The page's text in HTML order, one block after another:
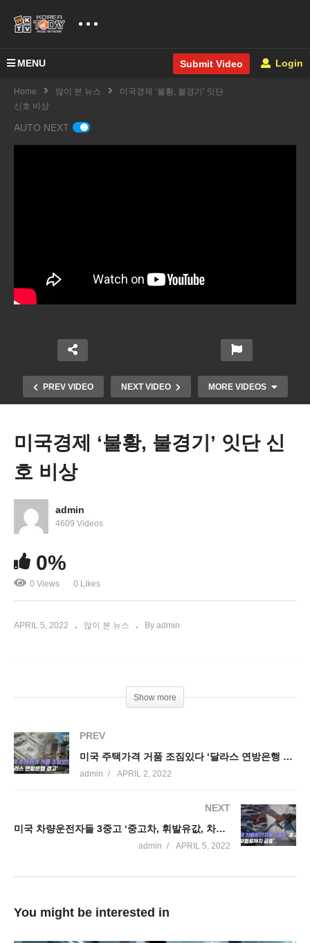
MENU Submit Video Login
Home 많이 본 뉴스
미국경제 ‘불황, 불경기’ 잇단
신호 비상
AUTO NEXT
PREV VIDEO NEXT VIDEO MORE VIDEOS
미국민들 경기둔화에 외식, 운전, 여행부터 줄인다
미국경제 ‘불황, 불경기’ 잇단 신
호 비상
admin
4609 Videos
0%
0 Views 0 Likes
APRIL 5, 2022 많이 본 뉴스 By admin
Show more
PREV
미국 주택가격 거품 조짐있다 ‘달라스 연방은행 경고’
admin APRIL 2, 2022
NEXT
미국 차량운전자들 3중고 ‘중고차, 휘발유값, 차보험료까지 급등’
admin APRIL 5, 2022
You might be interested in